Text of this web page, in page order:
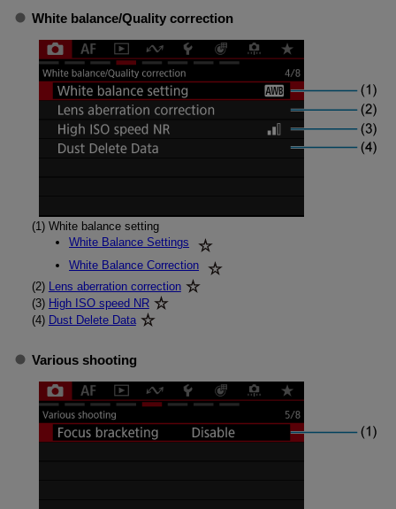
White balance/Quality correction
(1) White balance setting
White Balance Settings
White Balance Correction
(2) Lens aberration correction
(3) High ISO speed NR
(4) Dust Delete Data
Various shooting